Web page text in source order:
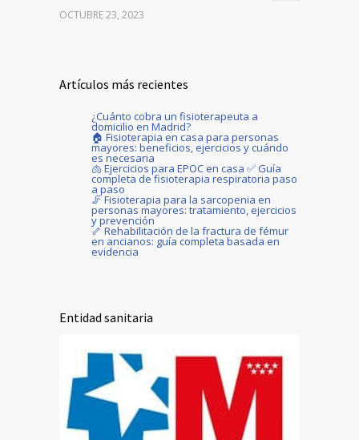
OCTUBRE 23, 2023
Artículos más recientes
¿Cuánto cobra un fisioterapeuta a
domicilio en Madrid?
🏠 Fisioterapia en casa para personas
mayores: beneficios, ejercicios y cuándo
es necesaria
🫁 Ejercicios para EPOC en casa ✅ Guía
completa de fisioterapia respiratoria paso
a paso
🦵 Fisioterapia para la sarcopenia en
personas mayores: tratamiento, ejercicios
y prevención
🦴 Rehabilitación de la fractura de fémur
en ancianos: guía completa basada en
evidencia
Entidad sanitaria